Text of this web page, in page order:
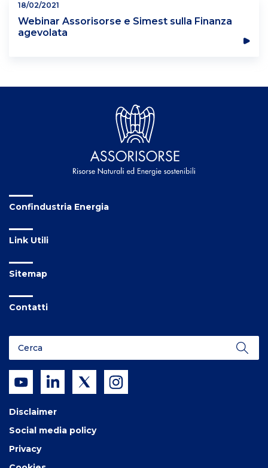
Webinar Assorisorse e Simest sulla Finanza
agevolata
18/02/2021
Confindustria Energia
Link Utili
Sitemap
Contatti
Disclaimer
Social media policy
Privacy